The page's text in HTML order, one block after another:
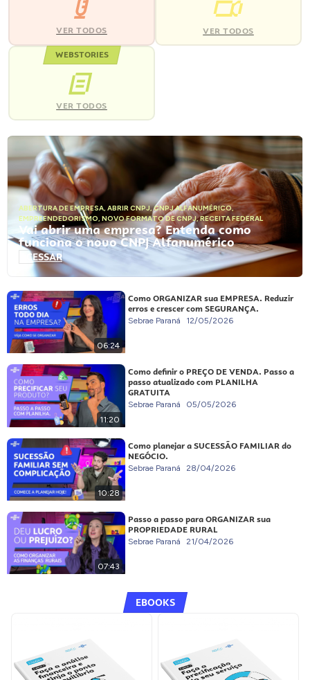
VER TODOS VER TODOS
WEBSTORIES
VER TODOS
ABERTURA DE EMPRESA, ABRIR CNPJ,CNPJ ALFANUMÉRICO,
EMPREENDEDORISMO, NOVO FORMATO DE CNPJ,RECEITA FEDERAL
Vai abrir uma empresa? Entenda como
funciona o novo CNPJ Alfanumérico
ACESSAR
06:24
Como ORGANIZAR sua EMPRESA. Reduzir
erros e crescer com SEGURANÇA.
Sebrae Paraná 12/05/2026
11:20
Como definir o PREÇO DE VENDA. Passo a
passo atualizado com PLANILHA
GRATUITA
Sebrae Paraná 05/05/2026
10:28
Como planejar a SUCESSÃO FAMILIAR do
NEGÓCIO.
Sebrae Paraná 28/04/2026
07:43
Passo a passo para ORGANIZAR sua
PROPRIEDADE RURAL
Sebrae Paraná 21/04/2026
EBOOKS